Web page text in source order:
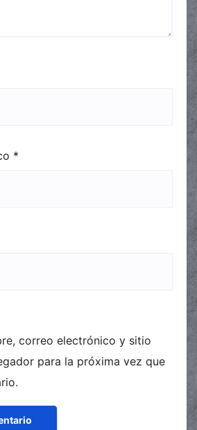
*
correo electrónico y sitio
para la próxima vez que